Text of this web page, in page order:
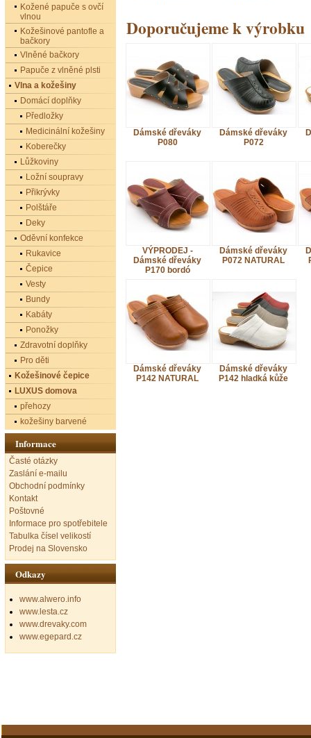
Doporučujeme k výrobku
Dámské dřeváky
P080
Dámské dřeváky
P072
VÝPRODEJ -
Dámské dřeváky
P170 bordó
Dámské dřeváky
P072 NATURAL
Dámské dřeváky
P142 NATURAL
Dámské dřeváky
P142 hladká kůže
Kožené papuče s ovčí
vlnou
Kožešinové pantofle a
bačkory
Vlněné bačkory
Papuče z vlněné plsti
Vlna a kožešiny
Domácí doplňky
Předložky
Medicinální kožešiny
Koberečky
Lůžkoviny
Ložní soupravy
Přikrývky
Polštáře
Deky
Oděvní konfekce
Rukavice
Čepice
Vesty
Bundy
Kabáty
Ponožky
Zdravotní doplňky
Pro děti
Kožešinové čepice
LUXUS domova
přehozy
kožešiny barvené
Informace
Časté otázky
Zaslání e-mailu
Obchodní podmínky
Kontakt
Poštovné
Informace pro spotřebitele
Tabulka čísel velikostí
Prodej na Slovensko
Odkazy
www.alwero.info
www.lesta.cz
www.drevaky.com
www.egepard.cz